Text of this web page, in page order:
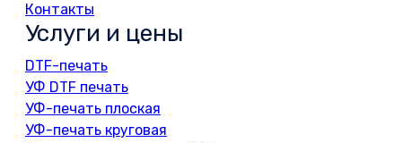
Контакты
Услуги и цены
DTF-печать
УФ DTF печать
УФ-печать плоская
УФ-печать круговая